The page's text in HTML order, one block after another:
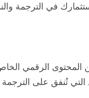
في الترجمة
المحتوى الرقمي
تُنفق على الترجمة